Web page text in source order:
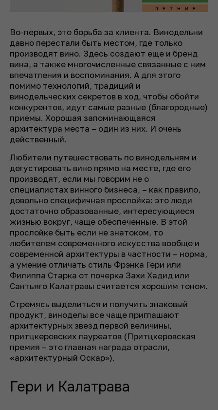
Во-первых, это борьба за клиента. Винодельни
давно перестали быть местом, где только
производят вино. Здесь создают еще и бренд
вина, а также многочисленные связанные с ним
впечатления и воспоминания. А для этого
помимо технологий, традиций и
винодельческих секретов в ход, чтобы обойти
конкурентов, идут самые разные (благородные)
приемы. Хорошая запоминающаяся
архитектура места – один из них. И очень
действенный.
Любители путешествовать по винодельням и
дегустировать вино прямо на месте, где его
производят, если мы говорим не о
специалистах винного бизнеса, – как правило,
довольно специфичная прослойка: это люди
достаточно образованные, интересующиеся
жизнью вокруг, чаще обеспеченные. В этой
прослойке быть если не знатоком, то
любителем современного искусства вообще и
современной архитектуры в частности – норма,
а умение отличать стиль Фрэнка Гери или
Филиппа Старка от почерка Захи Хадид или
Сантьяго Калатравы считается хорошим тоном.
Стремясь выделиться и получить знаковый
продукт, виноделы все чаще приглашают
архитектурных звезд первой величины,
притцкеровских лауреатов (Притцкеровская
премия – это главная награда отрасли,
«архитектурный Оскар»).
Гери и Калатрава